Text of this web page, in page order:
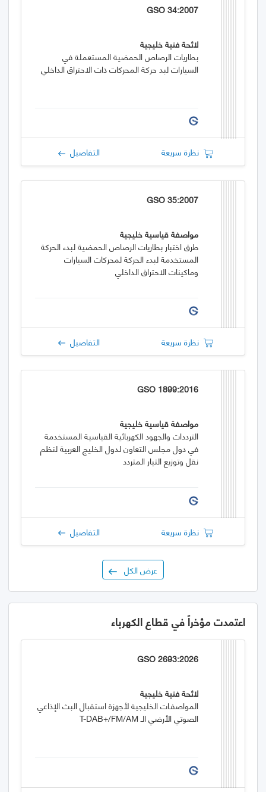
GSO 34:2007
لائحة فنية خليجية
بطاريات الرصاص الحمضية المستعملة في
السيارات لبد حركة المحركات ذات الاحتراق الداخلي
نظرة سريعة التفاصيل
GSO 35:2007
مواصفة قياسية خليجية
طرق اختبار بطاريات الرصاص الحمضية لبدء الحركة
المستخدمة لبدء الحركة لمحركات السيارات
وماكينات الاحتراق الداخلي
نظرة سريعة التفاصيل
GSO 1899:2016
مواصفة قياسية خليجية
الترددات والجهود الكهربائية القياسية المستخدمة
في دول مجلس التعاون لدول الخليج العربية لنظم
نقل وتوزيع التيار المتردد
نظرة سريعة التفاصيل
عرض الكل
اعتمدت مؤخراً في قطاع الكهرباء
GSO 2693:2026
لائحة فنية خليجية
المواصفـات الخليجية لأجهزة استقبال البث الإذاعي
الصوتي الأرضي الـ T-DAB+/FM/AM